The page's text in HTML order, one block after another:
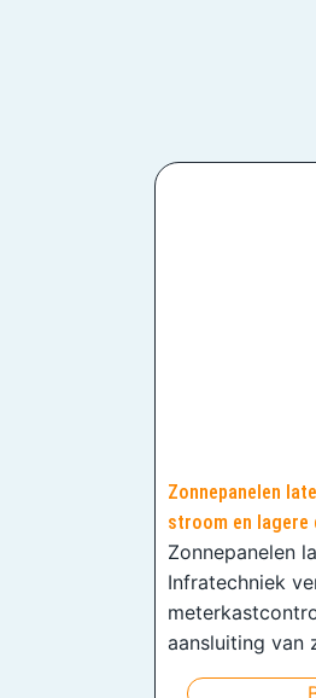
Zonnepanelen
stroom en lagere
Zonnepanelen
Infratechniek
aansluiting van